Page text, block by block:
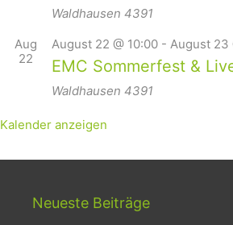
Waldhausen 4391
Aug
22
August 22 @ 10:00 - August 23
EMC Sommerfest &
Waldhausen 4391
Kalender anzeigen
Neueste Beiträge